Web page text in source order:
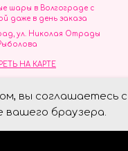
вы соглашаетесь с
вашего браузера.
шары в Волгограде с
даже в день заказа
ул. Николая Отрады
НА КАРТЕ
обработки